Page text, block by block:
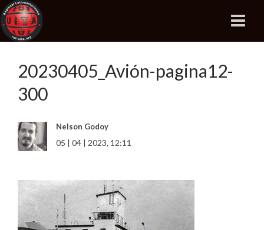
20230405_Avión-pagina12-
300
Nelson Godoy
05 | 04 | 2023, 12:11